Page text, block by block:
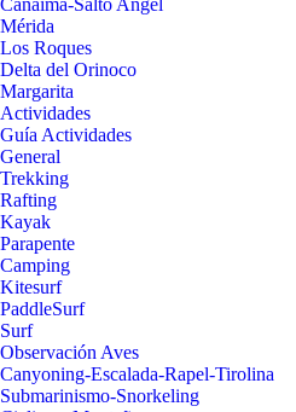
Canaima-Salto Angel
Mérida
Los Roques
Delta del Orinoco
Margarita
Actividades
Guía Actividades
General
Trekking
Rafting
Kayak
Parapente
Camping
Kitesurf
PaddleSurf
Surf
Observación Aves
Canyoning-Escalada-Rapel-Tirolina
Submarinismo-Snorkeling